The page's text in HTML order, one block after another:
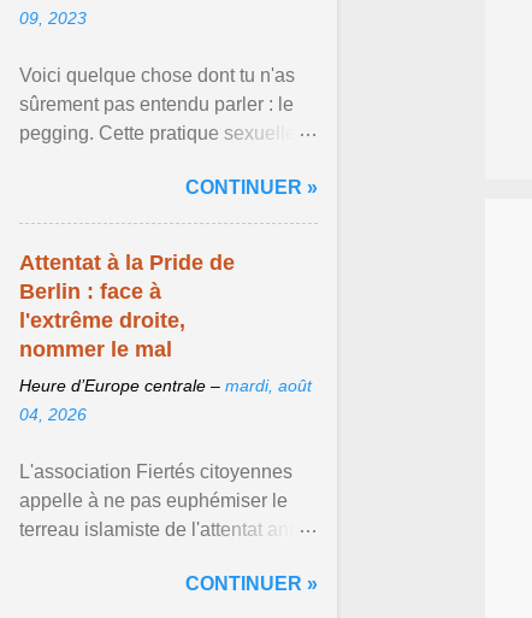
09, 2023
Voici quelque chose dont tu n'as
sûrement pas entendu parler : le
pegging. Cette pratique sexuelle
de changer ... Afficher l'article ...
CONTINUER »
Attentat à la Pride de
Berlin : face à
l'extrême droite,
nommer le mal
Heure d’Europe centrale – mardi, août
04, 2026
L'association Fiertés citoyennes
appelle à ne pas euphémiser le
terreau islamiste de l'attentat anti-
de Berlin ... Afficher l'article ...
CONTINUER »